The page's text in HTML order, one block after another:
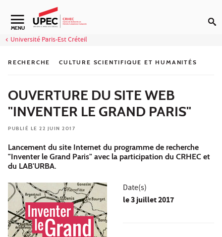
Aller au contenu
Navigation secondaire
MENU
Université Paris-Est Créteil
RECHERCHE CULTURE SCIENTIFIQUE ET HUMANITÉS
OUVERTURE DU SITE WEB
"INVENTER LE GRAND PARIS"
PUBLIÉ LE 22 JUIN 2017
Lancement du site Internet du programme de recherche
"Inventer le Grand Paris" avec la participation du CRHEC et
du LAB'URBA.
Date(s)
le3 juillet 2017